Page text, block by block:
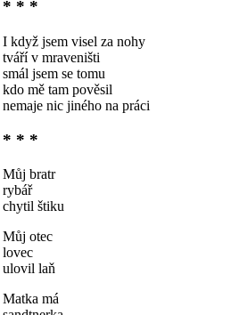
* * *
I když jsem visel za nohy
tváří v mraveništi
smál jsem se tomu
kdo mě tam pověsil
nemaje nic jiného na práci
* * *
Můj bratr
rybář
chytil štiku
Můj otec
lovec
ulovil laň
Matka má